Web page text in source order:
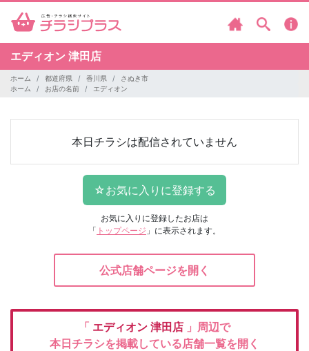
エディオン 津田店
ホーム 都道府県 香川県
さぬき市
ホーム
お店の名前 エディオン
本日チラシは配信されていません
お気に入りに登録したお店は
「 トップページ 」に表示されます。
公式店舗ページを開く
「 エディオン 津田店 」周辺で
本日チラシを掲載している店舗一覧を開く